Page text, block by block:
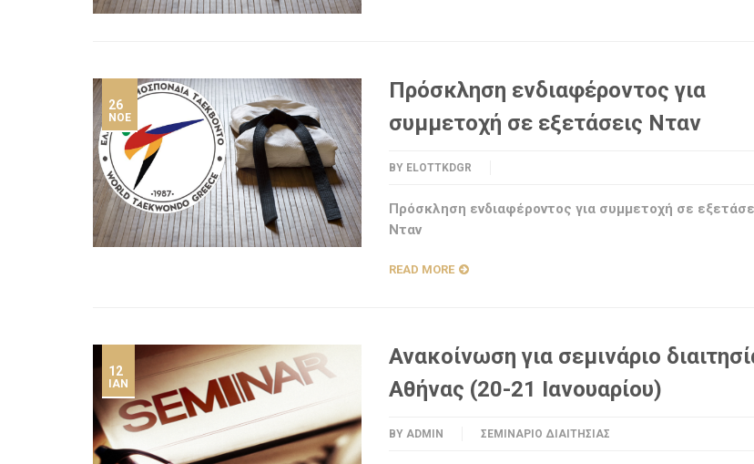
26
ΝΟΈ
Πρόσκληση ενδιαφέροντος για
συμμετοχή σε εξετάσεις Νταν
BY ELOTTKDGR
Πρόσκληση ενδιαφέροντος για συμμετοχή σε
Νταν
READ MORE
12
ΙΑΝ
Ανακοίνωση για σεμινάριο
Αθήνας (20-21 Ιανουαρίου)
BY ADMIN ΣΕΜΙΝΆΡΙΟ ΔΙΑΙΤΗΣΊΑΣ